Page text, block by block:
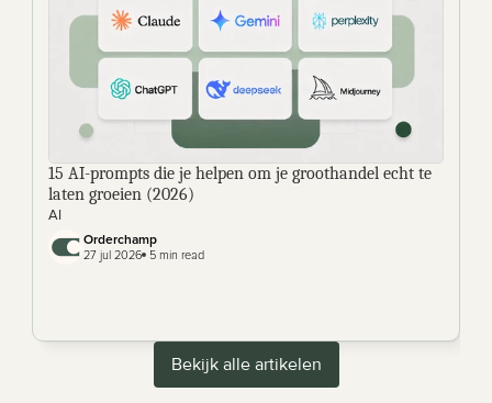
15 AI-prompts die je helpen om je groothandel echt te
laten groeien (2026)
AI
Orderchamp
27 jul 2026 5 min read
Bekijk alle artikelen